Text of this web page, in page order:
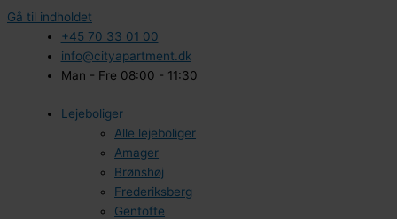
Gå til indholdet
+45 70 33 01 00
info@cityapartment.dk
Man - Fre 08:00 - 11:30
Lejeboliger
Alle lejeboliger
Amager
Brønshøj
Frederiksberg
Gentofte